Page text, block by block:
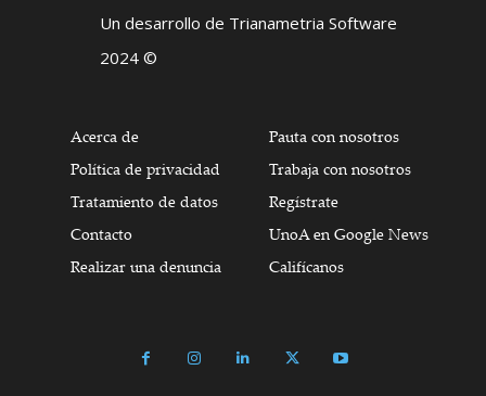
Un desarrollo de Trianametria Software
2024 ©
Acerca de
Política de privacidad
Tratamiento de datos
Contacto
Realizar una denuncia
Pauta con nosotros
Trabaja con nosotros
Regístrate
UnoA en Google News
Califícanos